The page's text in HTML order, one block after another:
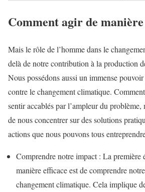
Comment agir de
Mais le rôle de l’homme dans le
delà de notre contribution à la production
Nous possédons aussi un immense
contre le changement climatique.
sentir accablés par l’ampleur du
de nous concentrer sur des solutions
actions que nous pouvons tous
Comprendre notre impact : La première
manière efficace est de comprendre
changement climatique. Cela implique